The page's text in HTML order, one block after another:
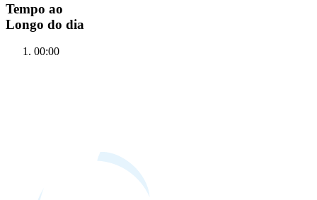
Tempo ao
Longo do dia
00:00